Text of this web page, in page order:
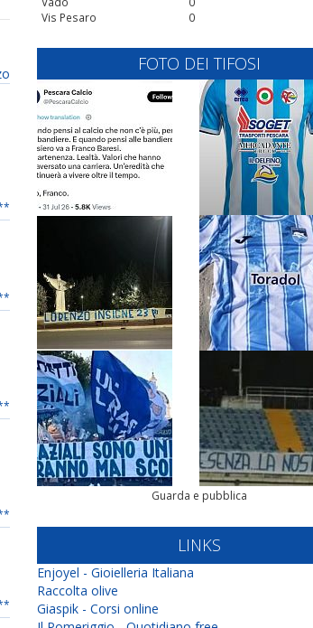
0
Vis Pesaro
FOTO DEI TIFOSI
Guarda e pubblica
LINKS
Enjoyel - Gioielleria Italiana
Raccolta olive
Giaspik - Corsi online